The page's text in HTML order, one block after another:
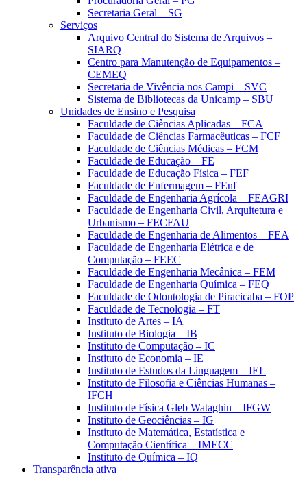
Secretaria Geral – SG
Serviços
Arquivo Central do Sistema de Arquivos –
SIARQ
Centro para Manutenção de Equipamentos –
CEMEQ
Secretaria de Vivência nos Campi – SVC
Sistema de Bibliotecas da Unicamp – SBU
Unidades de Ensino e Pesquisa
Faculdade de Ciências Aplicadas – FCA
Faculdade de Ciências Farmacêuticas – FCF
Faculdade de Ciências Médicas – FCM
Faculdade de Educação – FE
Faculdade de Educação Física – FEF
Faculdade de Enfermagem – FEnf
Faculdade de Engenharia Agrícola – FEAGRI
Faculdade de Engenharia Civil, Arquitetura e
Urbanismo – FECFAU
Faculdade de Engenharia de Alimentos – FEA
Faculdade de Engenharia Elétrica e de
Computação – FEEC
Faculdade de Engenharia Mecânica – FEM
Faculdade de Engenharia Química – FEQ
Faculdade de Odontologia de Piracicaba – FOP
Faculdade de Tecnologia – FT
Instituto de Artes – IA
Instituto de Biologia – IB
Instituto de Computação – IC
Instituto de Economia – IE
Instituto de Estudos da Linguagem – IEL
Instituto de Filosofia e Ciências Humanas –
IFCH
Instituto de Física Gleb Wataghin – IFGW
Instituto de Geociências – IG
Instituto de Matemática, Estatística e
Computação Científica – IMECC
Instituto de Química – IQ
Transparência ativa